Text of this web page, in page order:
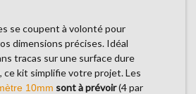
se coupent à volonté pour
dimensions précises. Idéal
tracas sur une surface dure
ce kit simplifie votre projet. Les
10mm sont à prévoir(4 par